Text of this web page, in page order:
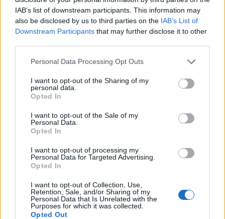
IAB’s list of downstream participants. This information may
also be disclosed by us to third parties on the IAB’s List of
Downstream Participants that may further disclose it to other
Personal Data Processing Opt Outs
I want to opt-out of the Sharing of my
personal data.
Opted In
I want to opt-out of the Sale of my
Personal Data.
Opted In
I want to opt-out of processing my
Personal Data for Targeted Advertising.
Opted In
I want to opt-out of Collection, Use,
Retention, Sale, and/or Sharing of my
Personal Data that Is Unrelated with the
Purposes for which it was collected.
Opted Out
PODCAST
Πότε η σχέση είναι τοξική και πρέπει να
χωρίσουμε;
Η αγάπη και η σχέση με έναν σύντροφο μπορεί να είναι
μια από τις πιο ικανοποιητικές και σημαντικές
εμπειρίες στη ζωή μας. Ωστόσο, υπάρχουν περιπτώσεις
αρνητικές συνέπειες, για την ευημερία και την ψυχική
μας υγεία. Σε αυτό το podcast η ψυχολόγος Μαρία